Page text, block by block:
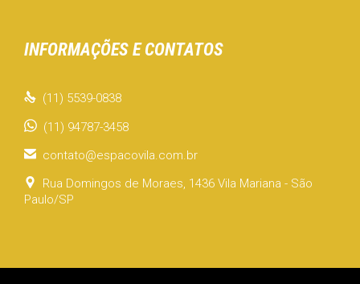
INFORMAÇÕES E CONTATOS
 (11) 5539-0838
(11) 94787-3458
 contato@espacovila.com.br

Rua Domingos de Moraes, 1436 Vila Mariana - São
Paulo/SP